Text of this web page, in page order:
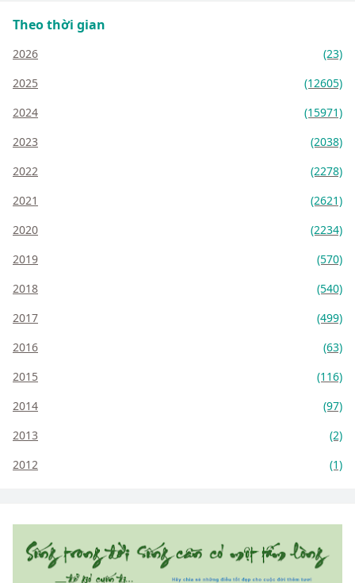
Theo thời gian
2026
(23)
2025
(12605)
2024
(15971)
2023
(2038)
2022
(2278)
2021
(2621)
2020
(2234)
2019
(570)
2018
(540)
2017
(499)
2016
(63)
2015
(116)
2014
(97)
2013
(2)
2012
(1)